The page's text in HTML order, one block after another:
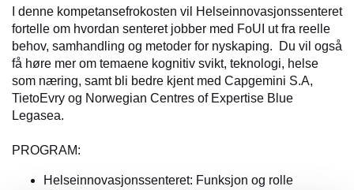
I denne kompetansefrokosten vil Helseinnovasjonssenteret
fortelle om hvordan senteret jobber med FoUI ut fra reelle
behov, samhandling og metoder for nyskaping. Du vil også
få høre mer om temaene kognitiv svikt, teknologi, helse
som næring, samt bli bedre kjent med Capgemini S.A,
TietoEvry og Norwegian Centres of Expertise Blue
Legasea.
PROGRAM:
Helseinnovasjonssenteret: Funksjon og rolle